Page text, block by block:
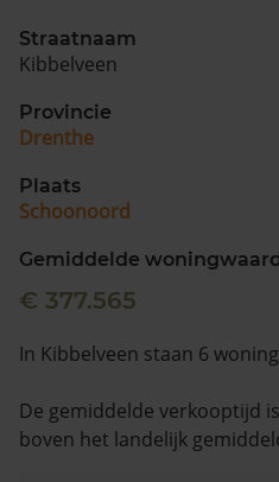
Straatnaam
Kibbelveen
Provincie
Drenthe
Plaats
Schoonoord
Gemiddelde
€ 377.565
In Kibbelveen staan 6
De gemiddelde verkooptijd
boven het landelijk